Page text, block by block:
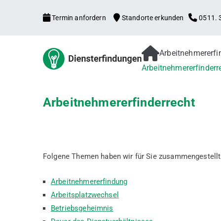
Termin anfordern Standorte erkunden 0511.
Gebrauchsmuster
Arbeitnehmererfinderrecht
Folgene Themen haben wir für Sie
Arbeitnehmererfindung
Arbeitsplatzwechsel
Betriebsgeheimnis